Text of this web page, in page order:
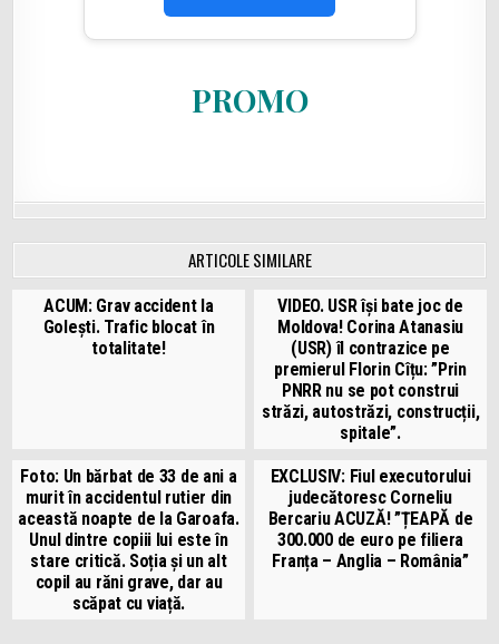
PROMO
ARTICOLE SIMILARE
ACUM: Grav accident la
Golești. Trafic blocat în
totalitate!
VIDEO. USR își bate joc de
Moldova! Corina Atanasiu
(USR) îl contrazice pe
premierul Florin Cîțu: ”Prin
PNRR nu se pot construi
străzi, autostrăzi, construcții,
spitale”.
Foto: Un bărbat de 33 de ani a
murit în accidentul rutier din
această noapte de la Garoafa.
Unul dintre copiii lui este în
stare critică. Soția și un alt
copil au răni grave, dar au
scăpat cu viață.
EXCLUSIV: Fiul executorului
judecătoresc Corneliu
Bercariu ACUZĂ! ”ȚEAPĂ de
300.000 de euro pe filiera
Franța – Anglia – România”